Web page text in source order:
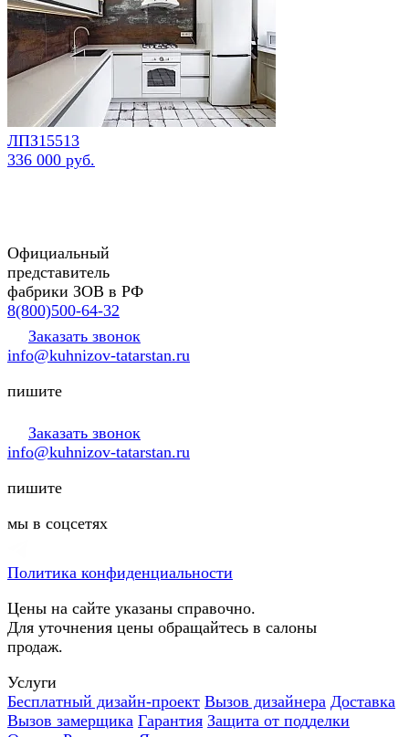
ЛПЗ15513
336 000 руб.
Официальный
представитель
фабрики ЗОВ в РФ
8(800)500-64-32
Заказать звонок
info@kuhnizov-tatarstan.ru
пишите
Заказать звонок
info@kuhnizov-tatarstan.ru
пишите
мы в соцсетях
Политика конфиденциальности
Цены на сайте указаны справочно.
Для уточнения цены обращайтесь в салоны
продаж.
Услуги
Бесплатный дизайн-проект Вызов дизайнера Доставка
Вызов замерщика Гарантия Защита от подделки